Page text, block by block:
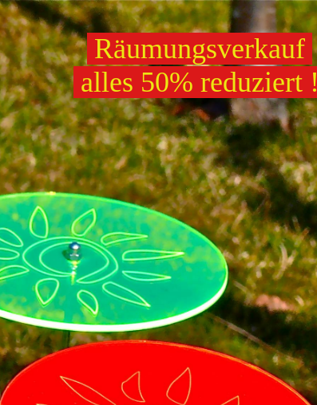
Räumungsverkauf
alles 50% reduziert !